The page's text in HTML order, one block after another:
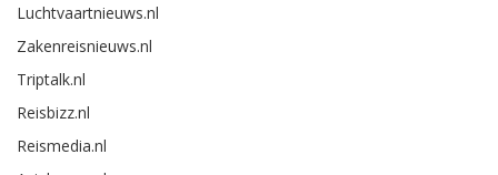
Luchtvaartnieuws.nl
Zakenreisnieuws.nl
Triptalk.nl
Reisbizz.nl
Reismedia.nl